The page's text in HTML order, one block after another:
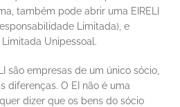
também pode abrir uma EIRELI
Limitada), e
Unipessoal.
são empresas de um único sócio,
diferenças. O EI não é uma
dizer que os bens do sócio